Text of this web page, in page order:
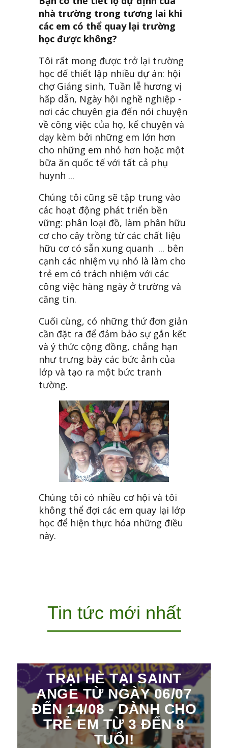
nhà trường trong tương lai khi
các em có thể quay lại trường
học được không?
Tôi rất mong được trở lại trường
học để thiết lập nhiều dự án: hội
chợ Giáng sinh, Tuần lễ hương vị
hấp dẫn, Ngày hội nghề nghiệp -
nơi các chuyên gia đến nói chuyện
về công việc của họ, kể chuyện và
dạy kèm bởi những em lớn hơn
cho những em nhỏ hơn hoặc một
bữa ăn quốc tế với tất cả phụ
huynh ...
Chúng tôi cũng sẽ tập trung vào
các hoạt động phát triển bền
vững: phân loại đồ, làm phân hữu
cơ cho cây trồng từ các chất liệu
hữu cơ có sẵn xung quanh ... bên
cạnh các nhiệm vụ nhỏ là làm cho
trẻ em có trách nhiệm với các
công việc hàng ngày ở trường và
căng tin.
Cuối cùng, có những thứ đơn giản
cần đặt ra để đảm bảo sự gắn kết
và ý thức cộng đồng, chẳng hạn
như trưng bày các bức ảnh của
lớp và tạo ra một bức tranh
tường.
Chúng tôi có nhiều cơ hội và tôi
không thể đợi các em quay lại lớp
học để hiện thực hóa những điều
này.
Tin tức mới nhất
TRẠI HÈ TẠI SAINT
ANGE TỪ NGÀY 06/07
ĐẾN 14/08 - DÀNH CHO
TRẺ EM TỪ 3 ĐẾN 8
TUỔI!